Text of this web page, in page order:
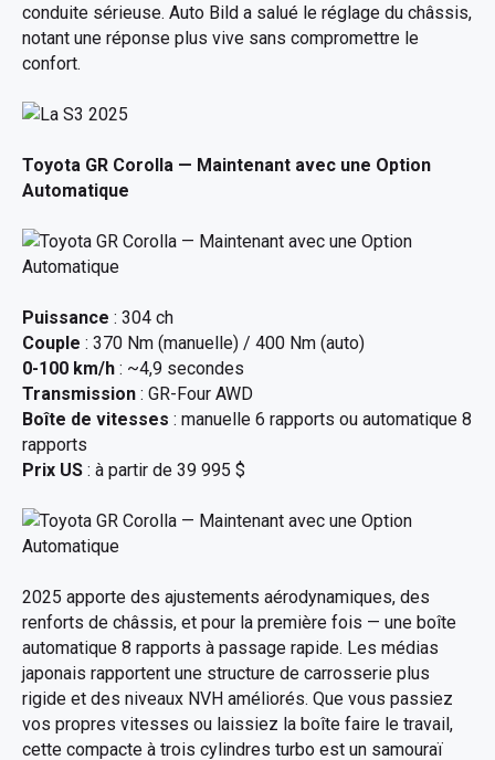
conduite sérieuse. Auto Bild a salué le réglage du châssis,
notant une réponse plus vive sans compromettre le
confort.
Toyota GR Corolla — Maintenant avec une Option
Automatique
Puissance : 304 ch
Couple : 370 Nm (manuelle) / 400 Nm (auto)
0-100 km/h : ~4,9 secondes
Transmission : GR-Four AWD
Boîte de vitesses : manuelle 6 rapports ou automatique 8
rapports
Prix US : à partir de 39 995 $
2025 apporte des ajustements aérodynamiques, des
renforts de châssis, et pour la première fois — une boîte
automatique 8 rapports à passage rapide. Les médias
japonais rapportent une structure de carrosserie plus
rigide et des niveaux NVH améliorés. Que vous passiez
vos propres vitesses ou laissiez la boîte faire le travail,
cette compacte à trois cylindres turbo est un samouraï